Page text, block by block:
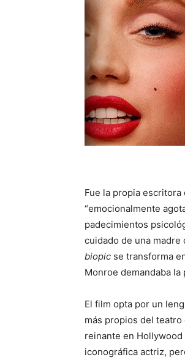
Fue la propia
“emocionalmente
padecimientos
cuidado de una
biopic se transforma
Monroe demandaba
El film opta por un
más propios del
reinante en
iconográfica actriz,